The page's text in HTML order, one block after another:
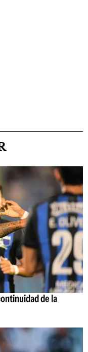
de la